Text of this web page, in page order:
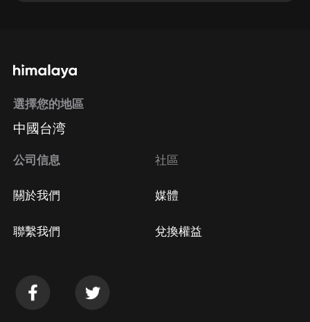
選擇您的地區
中國台湾
公司信息
關於我們
聯繫我們
社區
媒體
兌換權益